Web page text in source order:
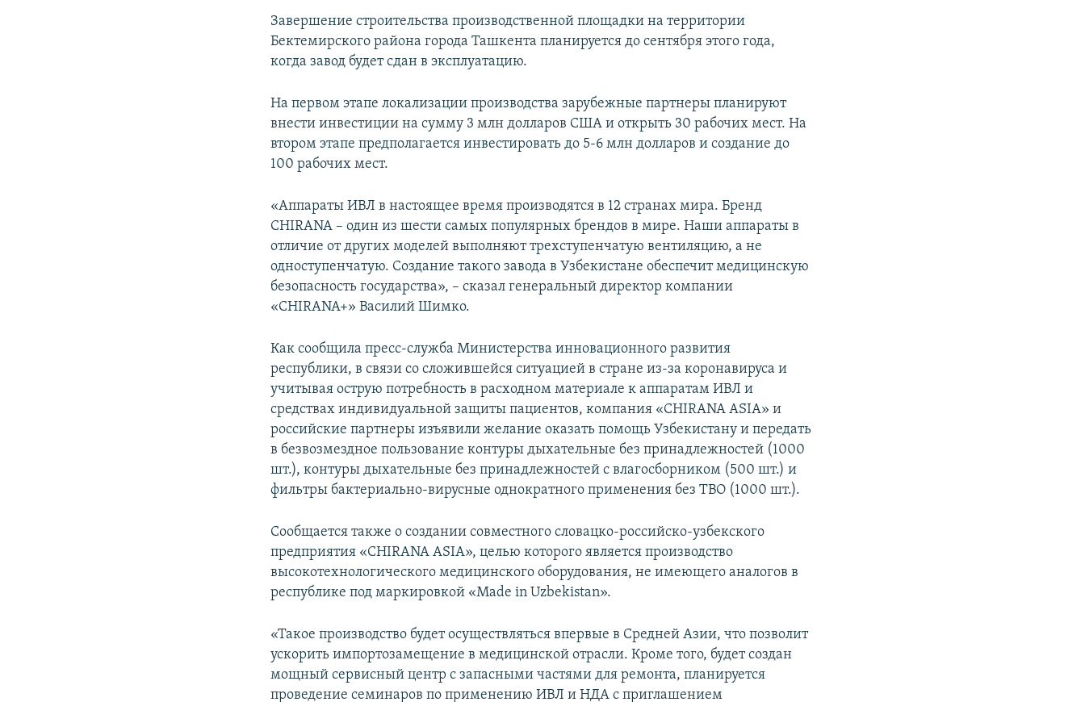
Завершение строительства производственной площадки на территории
Бектемирского района города Ташкента планируется до сентября этого года,
когда завод будет сдан в эксплуатацию.
На первом этапе локализации производства зарубежные партнеры планируют
внести инвестиции на сумму 3 млн долларов США и открыть 30 рабочих мест. На
втором этапе предполагается инвестировать до 5-6 млн долларов и создание до
100 рабочих мест.
«Аппараты ИВЛ в настоящее время производятся в 12 странах мира. Бренд
CHIRANA – один из шести самых популярных брендов в мире. Наши аппараты в
отличие от других моделей выполняют трехступенчатую вентиляцию, а не
одноступенчатую. Создание такого завода в Узбекистане обеспечит медицинскую
безопасность государства», – сказал генеральный директор компании
«CHIRANA+» Василий Шимко.
Как сообщила пресс-служба Министерства инновационного развития
республики, в связи со сложившейся ситуацией в стране из-за коронавируса и
учитывая острую потребность в расходном материале к аппаратам ИВЛ и
средствах индивидуальной защиты пациентов, компания «CHIRANA ASIA» и
российские партнеры изъявили желание оказать помощь Узбекистану и передать
в безвозмездное пользование контуры дыхательные без принадлежностей (1000
шт.), контуры дыхательные без принадлежностей с влагосборником (500 шт.) и
фильтры бактериально-вирусные однократного применения без ТВО (1000 шт.).
Сообщается также о создании совместного словацко-российско-узбекского
предприятия «CHIRANA ASIA», целью которого является производство
высокотехнологического медицинского оборудования, не имеющего аналогов в
республике под маркировкой «Made in Uzbekistan».
«Такое производство будет осуществляться впервые в Средней Азии, что позволит
ускорить импортозамещение в медицинской отрасли. Кроме того, будет создан
мощный сервисный центр с запасными частями для ремонта, планируется
проведение семинаров по применению ИВЛ и НДА с приглашением